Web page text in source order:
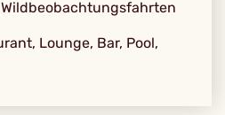
Lounge, Bar, Pool,